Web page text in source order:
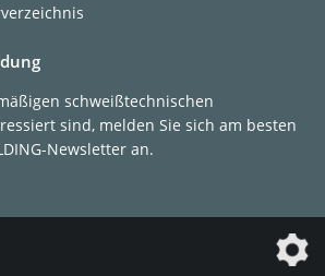
schweißtechnischen
sind, melden Sie sich am besten
Newsletter an.